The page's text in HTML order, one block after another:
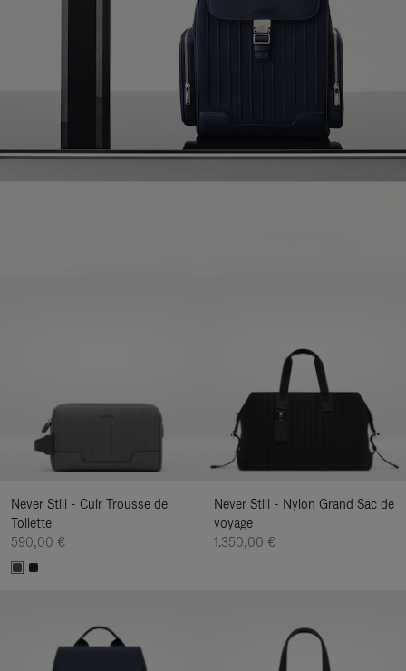
Never Still - Cuir Trousse de
Toilette
590,00 €
Never Still - Nylon Grand Sac de
voyage
1.350,00 €